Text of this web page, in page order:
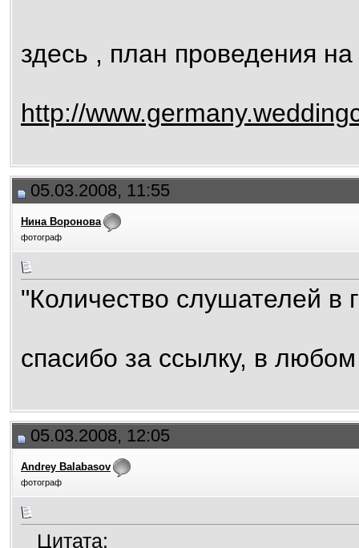
здесь , план проведения
http://
05.03.2008, 11:55
Нина Воронова
фотограф
"Количество слушателей в
спасибо за ссылку, в
05.03.2008, 12:05
Andrey Balabasov
фотограф
Цитата: